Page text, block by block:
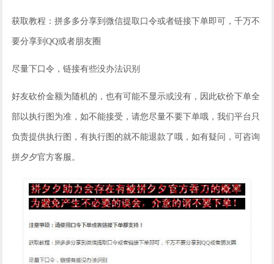
获取教程：拼多多分享到微信提取口令或者链接下单即可，千万不
要分享到QQ或者朋友圈
尽量下口令，链接有些没办法识别
好友砍价金额为随机的，也有可能不显示或没有，因此砍价下单全
部以执行图为准，如不能接受，请您尽量不要下单哦，我们平台只
负责提供执行图，有执行图的就不能退款了哦，如有疑问，可咨询
拼夕夕官方客服。